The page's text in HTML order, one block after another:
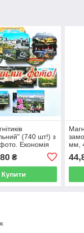
(740 шт!) з
Економія
₴
Купити
мм,